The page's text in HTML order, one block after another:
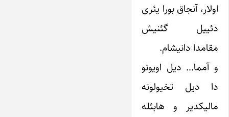
اولار، آنجاق بورا یئری
دئییل گئنیش
مقامدا دانیشام.
و آمما… دیل اویونو
دا دیل تخیولونه
مالیکدیر و هابئله